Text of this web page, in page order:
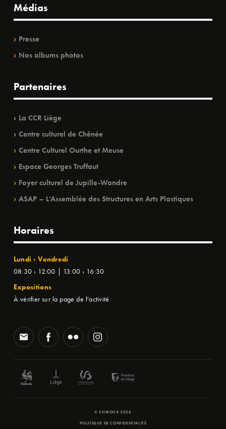
Médias
Presse
Nos albums photos
Partenaires
La CCR Liège
Centre culturel de Chênée
Centre Culturel Ourthe et Meuse
Espace Georges Truffaut
Foyer culturel de Jupille-Wandre
ASAP – L’Assemblée des Structures en Arts Plastiques
Horaires
Lundi › Vendredi
08:30 › 12:00 | 13:00 › 16:30
Expositions
À vérifier sur la page de l'activité
© CHIROUX 2026
POLITIQUE DE CONFIDENTIALITÉ